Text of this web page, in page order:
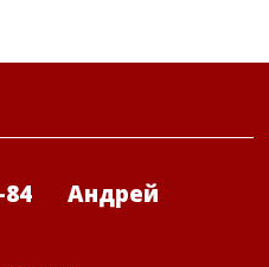
84 Андрей